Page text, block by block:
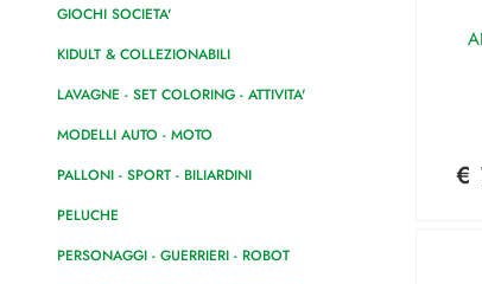
GIOCHI SOCIETA'
KIDULT & COLLEZIONABILI
LAVAGNE - SET COLORING - ATTIVITA'
MODELLI AUTO - MOTO
PALLONI - SPORT - BILIARDINI
PELUCHE
PERSONAGGI - GUERRIERI - ROBOT
€